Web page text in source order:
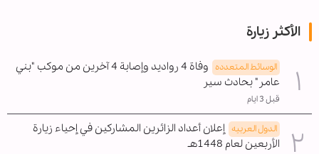
الأكثر زيارة
الوسائط المتعدده
وفاة 4 رواديد وإصابة 4 آخرين من موكب "بني
عامر" بحادث سير
قبل 3 ايام
الدول العربیه إعلان أعداد الزائرين المشاركين في إحياء زيارة
الأربعين لعام 1448هـ